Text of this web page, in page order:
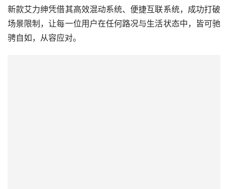
新款艾力绅凭借其高效混动系统、便捷互联系统，成功打破
场景限制，让每一位用户在任何路况与生活状态中，皆可驰
骋自如，从容应对。